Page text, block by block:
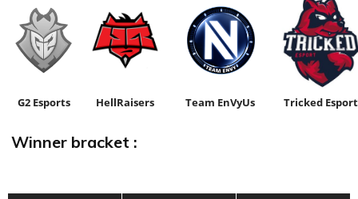
G2 Esports HellRaisers Team EnVyUs Tricked Esport
Winner bracket :